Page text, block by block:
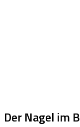
Der Nagel im